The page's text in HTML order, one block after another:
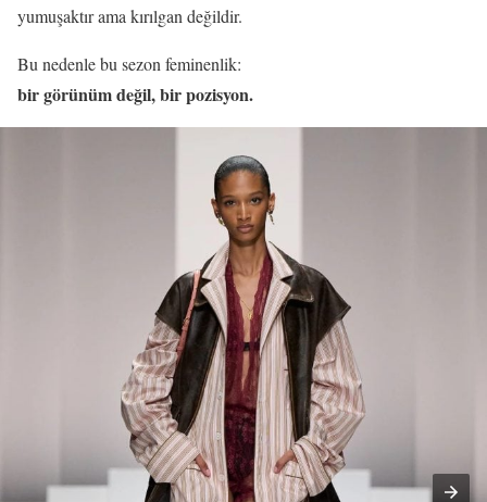
yumuşaktır ama kırılgan değildir.
Bu nedenle bu sezon feminenlik:
bir görünüm değil, bir pozisyon.